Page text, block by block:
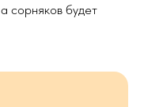
сорняков будет